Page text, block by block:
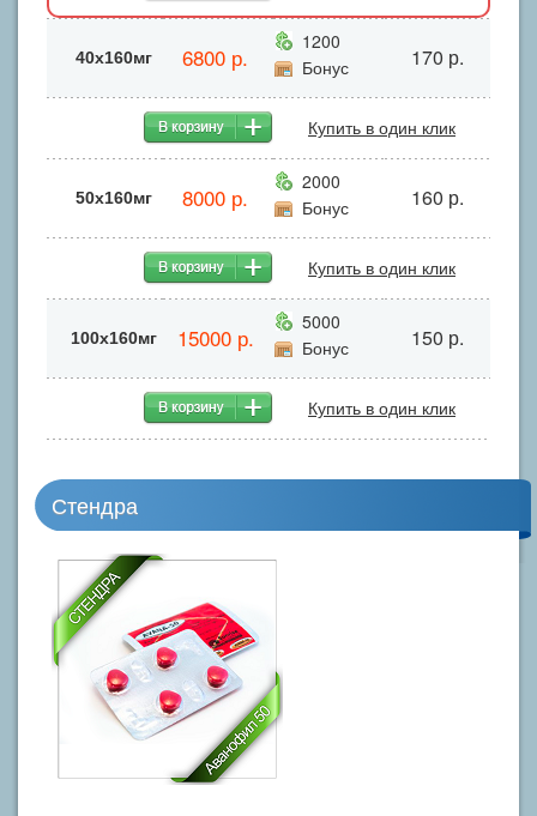
40х160мг 6800 р.
1200
Бонус
170 р.
Купить в один клик
50х160мг 8000 р.
2000
Бонус
160 р.
Купить в один клик
100х160мг 15000 р.
5000
Бонус
150 р.
Купить в один клик
Стендра